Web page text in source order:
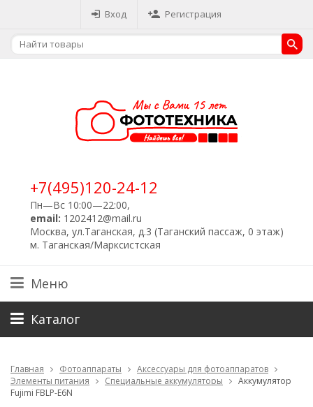
Вход Регистрация
+7(495)120-24-12
Пн—Вс 10:00—22:00,
email: 1202412@mail.ru
Москва, ул.Таганская, д.3 (Таганский пассаж, 0 этаж)
м. Таганская/Марксистская
Меню
Каталог
Главная Фотоаппараты
Аксессуары для фотоаппаратов
Элементы питания
Специальные аккумуляторы
Аккумулятор
Fujimi FBLP-E6N